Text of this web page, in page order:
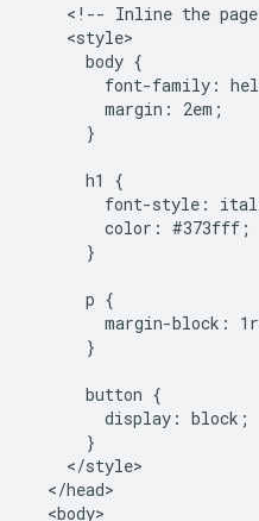
<!-- Inline the
    <style>
      body {
font-family:
        margin: 2em;
      }
      h1 {
font-style:
        color: #373fff;
      }
      p {
margin-block:
      }
      button {
        display: block;
      }
    </style>
  </head>
  <body>